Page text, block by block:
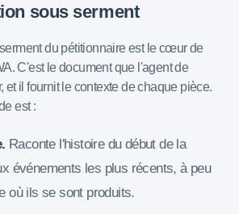
sous serment
du pétitionnaire est le cœur de
C'est le document que l'agent de
et il fournit le contexte de chaque pièce.
est :
Raconte l'histoire du début de la
événements les plus récents, à peu
où ils se sont produits.